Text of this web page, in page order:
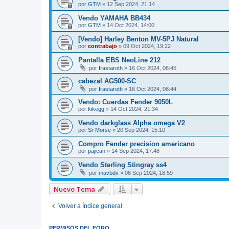
por GTM » 12 Sep 2024, 21:14
Vendo YAMAHA BB434
por GTM » 14 Oct 2024, 14:00
[Vendo] Harley Benton MV-5PJ Natural
por contrabajo » 09 Oct 2024, 19:22
Pantalla EBS NeoLine 212
por Irastaroth » 16 Oct 2024, 08:45
cabezal AG500-SC
por Irastaroth » 16 Oct 2024, 08:44
Vendo: Cuerdas Fender 9050L
por kikegg » 14 Oct 2024, 21:34
Vendo darkglass Alpha omega V2
por Sr Morse » 20 Sep 2024, 15:10
Compro Fender precision americano
por pajican » 14 Sep 2024, 17:48
Vendo Sterling Stingray ss4
por mavbdv » 06 Sep 2024, 18:59
Nuevo Tema
Volver a Índice general